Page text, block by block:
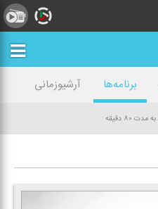
برنامه‌ها
آرشیوزمانی
به مدت ۸۰ دقیقه